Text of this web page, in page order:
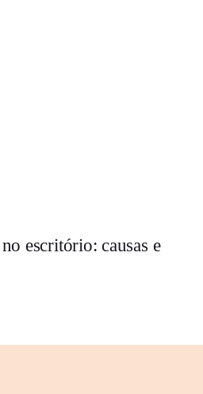
escritório: causas e